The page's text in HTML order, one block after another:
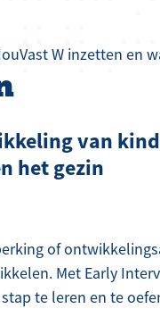
W inzetten en
van
het gezin
of
Met Early
te leren en te